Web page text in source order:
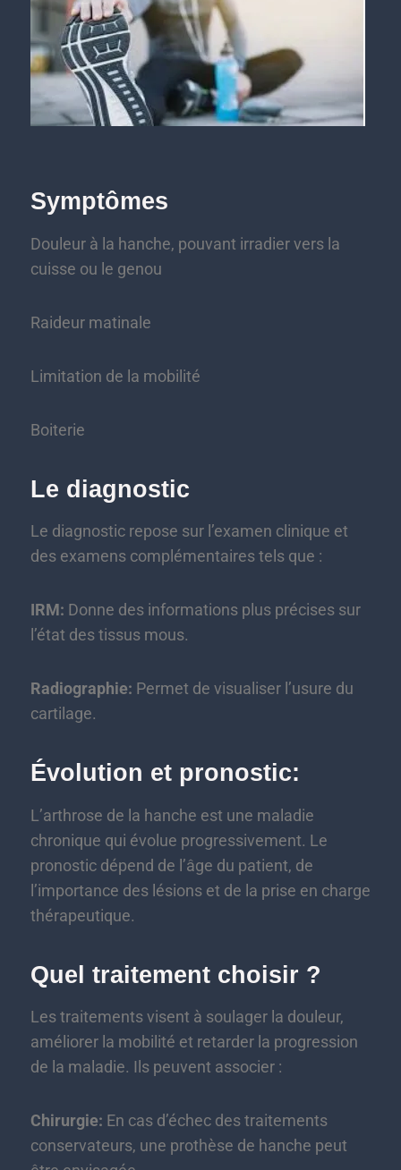
Symptômes
Douleur à la hanche, pouvant irradier vers la
cuisse ou le genou
Raideur matinale
Limitation de la mobilité
Boiterie
Le diagnostic
Le diagnostic repose sur l’examen clinique et
des examens complémentaires tels que :
IRM: Donne des informations plus précises sur
l’état des tissus mous.
Radiographie: Permet de visualiser l’usure du
cartilage.
Évolution et pronostic:
L’arthrose de la hanche est une maladie
chronique qui évolue progressivement. Le
pronostic dépend de l’âge du patient, de
l’importance des lésions et de la prise en charge
thérapeutique.
Quel traitement choisir ?
Les traitements visent à soulager la douleur,
améliorer la mobilité et retarder la progression
de la maladie. Ils peuvent associer :
Chirurgie: En cas d’échec des traitements
conservateurs, une prothèse de hanche peut